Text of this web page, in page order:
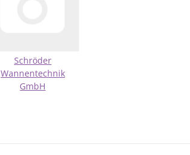
Schröder
Wannentechnik
GmbH